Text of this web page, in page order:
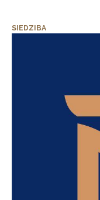
SIEDZIBA